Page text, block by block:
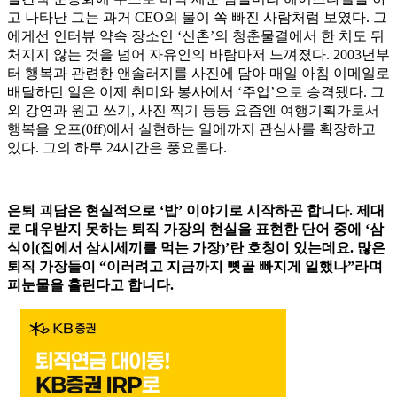
고 나타난 그는 과거 CEO의 물이 쏙 빠진 사람처럼 보였다. 그
에게선 인터뷰 약속 장소인 ‘신촌’의 청춘물결에서 한 치도 뒤
처지지 않는 것을 넘어 자유인의 바람마저 느껴졌다. 2003년부
터 행복과 관련한 앤솔러지를 사진에 담아 매일 아침 이메일로
배달하던 일은 이제 취미와 봉사에서 ‘주업’으로 승격됐다. 그
외 강연과 원고 쓰기, 사진 찍기 등등 요즘엔 여행기획가로서
행복을 오프(0ff)에서 실현하는 일에까지 관심사를 확장하고
있다. 그의 하루 24시간은 풍요롭다.
은퇴 괴담은 현실적으로 ‘밥’ 이야기로 시작하곤 합니다. 제대
로 대우받지 못하는 퇴직 가장의 현실을 표현한 단어 중에 ‘삼
식이(집에서 삼시세끼를 먹는 가장)’란 호칭이 있는데요. 많은
퇴직 가장들이 “이러려고 지금까지 뼛골 빠지게 일했나”라며
피눈물을 흘린다고 합니다.